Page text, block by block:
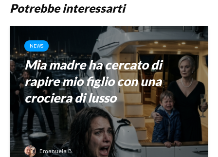
Potrebbe interessarti
NEWS
Mia madre ha cercato di
rapire mio figlio con una
crociera di lusso
Emanuela B.